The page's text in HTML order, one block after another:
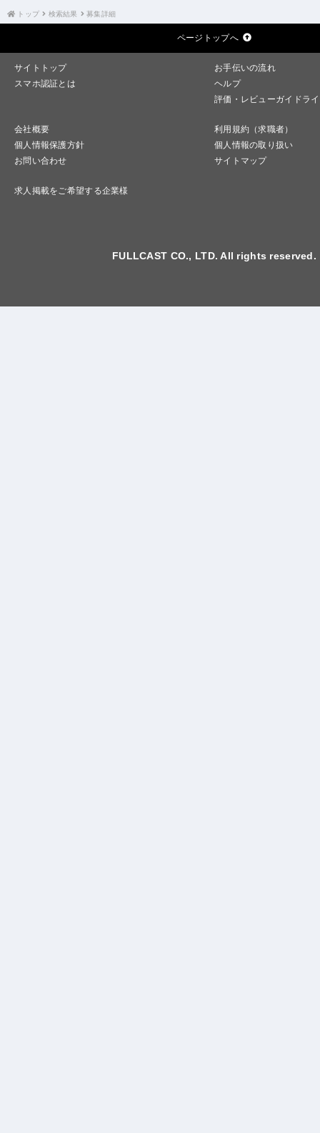
トップ 検索結果 募集詳細
ページトップへ
サイトトップ
お手伝いの流れ
スマホ認証とは
ヘルプ
評価・レビューガイドラ
会社概要
利用規約（求職者）
個人情報保護方針
個人情報の取り扱い
お問い合わせ
サイトマップ
求人掲載をご希望する企業様
FULLCAST CO., LTD. All rights reserved.